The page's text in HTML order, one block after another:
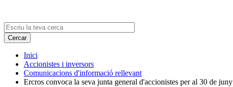
Inici
Accionistes i inversors
Comunicacions d'informació rellevant
Ercros convoca la seva junta general d'accionistes per al 30 de juny